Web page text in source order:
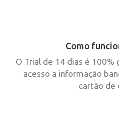
Como
O Trial de 14 dias é
acesso a informação
cartão de